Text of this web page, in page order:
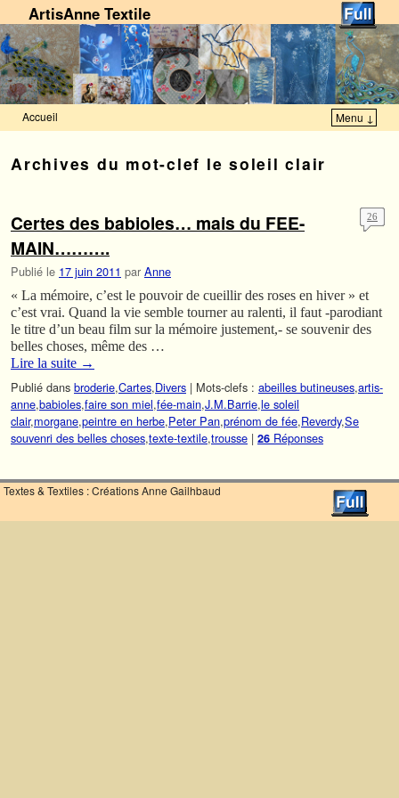
ArtisAnne Textile
Accueil Menu ↓
Archives du mot-clef le soleil clair
Certes des babioles… mais du FEE-
MAIN……….
Publié le 17 juin 2011 par Anne
26
« La mémoire, c’est le pouvoir de cueillir des roses en hiver » et
c’est vrai. Quand la vie semble tourner au ralenti, il faut -parodiant
le titre d’un beau film sur la mémoire justement,- se souvenir des
belles choses, même des …
Lire la suite →
Publié dans broderie,Cartes,Divers | Mots-clefs : abeilles butineuses,artis-
anne,babioles,faire son miel,fée-main,J.M.Barrie,le soleil
clair,morgane,peintre en herbe,Peter Pan,prénom de fée,Reverdy,Se
souvenri des belles choses,texte-textile,trousse | 26 Réponses
Textes & Textiles : Créations Anne Gailhbaud